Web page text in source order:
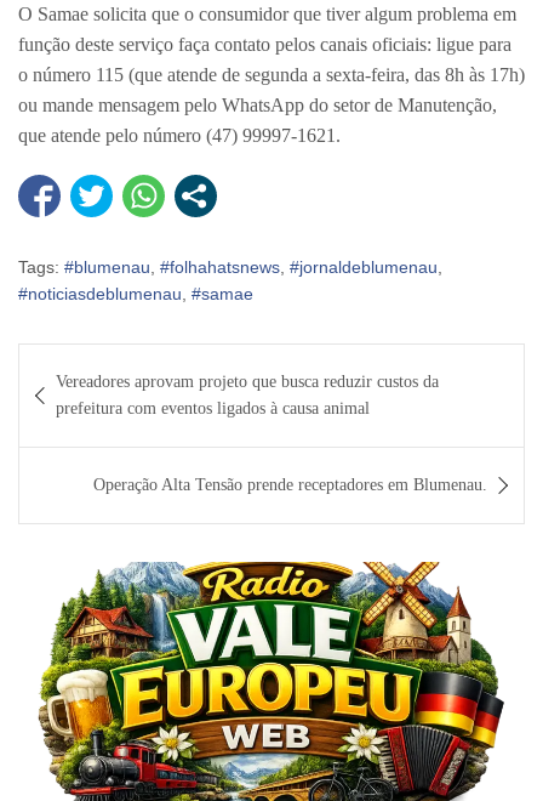
O Samae solicita que o consumidor que tiver algum problema em
função deste serviço faça contato pelos canais oficiais: ligue para
o número 115 (que atende de segunda a sexta-feira, das 8h às 17h)
ou mande mensagem pelo WhatsApp do setor de Manutenção,
que atende pelo número (47) 99997-1621.
Tags: #blumenau, #folhahatsnews, #jornaldeblumenau,
#noticiasdeblumenau, #samae
de
Post
Vereadores aprovam projeto que busca reduzir custos da
prefeitura com eventos ligados à causa animal
Operação Alta Tensão prende receptadores em Blumenau.